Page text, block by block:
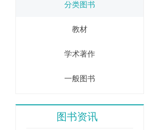
分类图书
教材
学术著作
一般图书
图书资讯